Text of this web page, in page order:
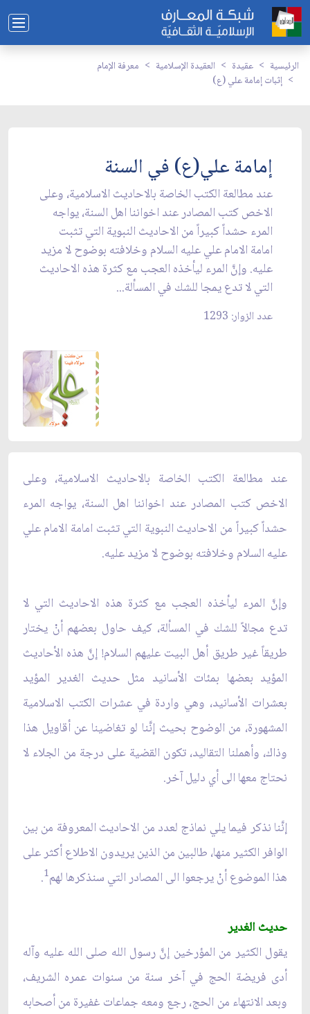
الرئيسية عقيدة العقيدة الإسلامية
معرفة الإمام
إثبات إمامة علي (ع)
إمامة علي(ع) في السنة
عند مطالعة الكتب الخاصة بالاحاديث الاسلامية، وعلى
الاخص كتب المصادر عند اخواننا اهل السنة، يواجه
المرء حشداً كبيراً من الاحاديث النبوية التي تثبت
امامة الامام علي عليه السلام وخلافته بوضوح لا مزيد
عليه. وإنَّ المرء ليأخذه العجب مع كثرة هذه الاحاديث
التي لا تدع يمجا للشك في المسألة...
عدد الزوار: 1293
عند مطالعة الكتب الخاصة بالاحاديث الاسلامية، وعلى
الاخص كتب المصادر عند اخواننا اهل السنة، يواجه المرء
حشداً كبيراً من الاحاديث النبوية التي تثبت امامة الامام علي
عليه السلام وخلافته بوضوح لا مزيد عليه.
وإنَّ المرء ليأخذه العجب مع كثرة هذه الاحاديث التي لا
تدع مجالاً للشك في المسألة، كيف حاول بعضهم أنْ يختار
طريقاً غير طريق أهل البيت عليهم السلام! إنَّ هذه الأحاديث
المؤيد بعضها بمئات الأسانيد مثل حديث الغدير المؤيد
بعشرات الأسانيد، وهي واردة في عشرات الكتب الاسلامية
المشهورة، من الوضوح بحيث إنَّنا لو تغاضينا عن أقاويل هذا
وذاك، وأهملنا التقاليد، تكون القضية على درجة من الجلاء لا
نحتاج معها الى أي دليل آخر.
إنَّنا نذكر فيما يلي نماذج لعدد من الاحاديث المعروفة من بين
الوافر الكثير منها، طالبين من الذين يريدون الاطلاع أكثر على
هذا الموضوع أنْ يرجعوا الى المصادر التي سنذكرها لهم1
.
حديث الغدير
يقول الكثير من المؤرخين إنَّ رسول الله صلى الله عليه وآله
أدى فريضة الحج في آخر سنة من سنوات عمره الشريف،
وبعد الانتهاء من الحج، رجع ومعه جماعات غفيرة من أصحابه